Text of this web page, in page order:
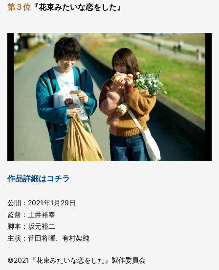
第３位 『花束みたいな恋をした』
作品詳細はコチラ
公開：2021年1月29日
監督：土井裕泰
脚本：坂元裕二
主演：菅田将暉、有村架純
©2021『花束みたいな恋をした』製作委員会